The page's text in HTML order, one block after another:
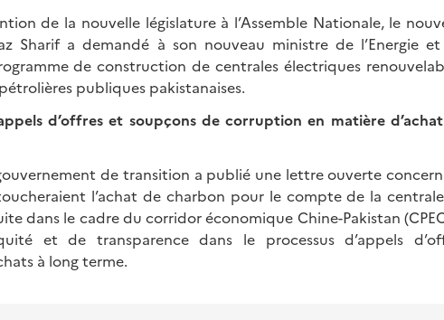
de la nouvelle législature à l’Assemble Nationale, le
Sharif a demandé à son nouveau ministre de l’Energie
de construction de centrales électriques
publiques pakistanaises.
d’offres et soupçons de corruption en matière
de transition a publié une lettre ouverte
l’achat de charbon pour le compte de la
dans le cadre du corridor économique Chine-Pakistan
et de transparence dans le processus d’appels
à long terme.